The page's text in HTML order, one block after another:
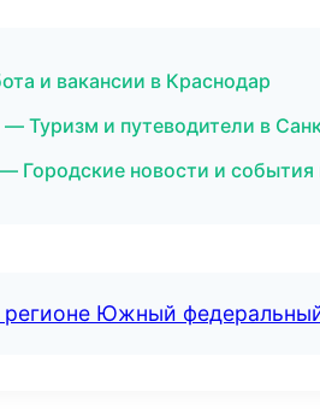
и вакансии в Краснодар
— Туризм и путеводители в
Городские новости и события
регионе Южный